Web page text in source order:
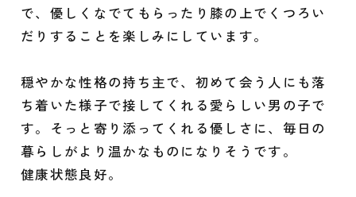
で、優しくなでてもらったり膝の上でくつろい
だりすることを楽しみにしています。
穏やかな性格の持ち主で、初めて会う人にも落
ち着いた様子で接してくれる愛らしい男の子で
す。そっと寄り添ってくれる優しさに、毎日の
暮らしがより温かなものになりそうです。
健康状態良好。